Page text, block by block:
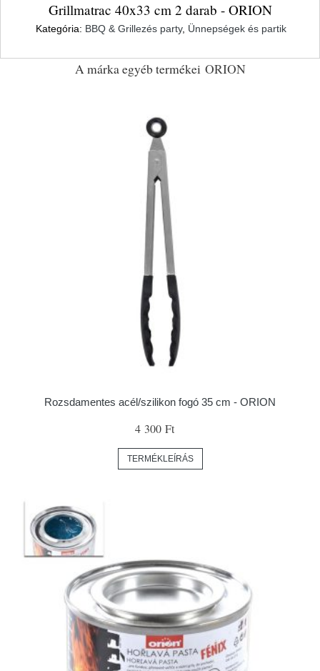
Grillmatrac 40x33 cm 2 darab - ORION
Kategória: BBQ & Grillezés party, Ünnepségek és partik
A márka egyéb termékei ORION
Rozsdamentes acél/szilikon fogó 35 cm - ORION
4 300 Ft
TERMÉKLEÍRÁS